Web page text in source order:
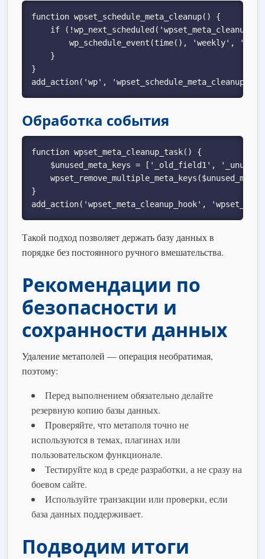
function wpset_schedule_meta_cleanup() {
if
wp_schedule_event(time(), 'weekly',
    }
}
add_action('wp', 'wpset_schedule_meta_cleanup');
Обработка события
function wpset_meta_cleanup_task() {
$unused_meta_keys = ['_old_field1',
}
add_action('wpset_meta_cleanup_hook',
Такой подход позволяет держать базу данных в
порядке без постоянного ручного вмешательства.
Рекомендации по
безопасности и
сохранности данных
Удаление метаполей — операция необратимая,
поэтому:
Перед выполнением обязательно делайте
резервную копию базы данных.
Проверяйте, что метаполя точно не
используются в темах, плагинах или
пользовательском функционале.
Тестируйте код в среде разработки, а не сразу на
боевом сайте.
Используйте транзакции или проверки, если
база данных поддерживает.
Подводим итоги